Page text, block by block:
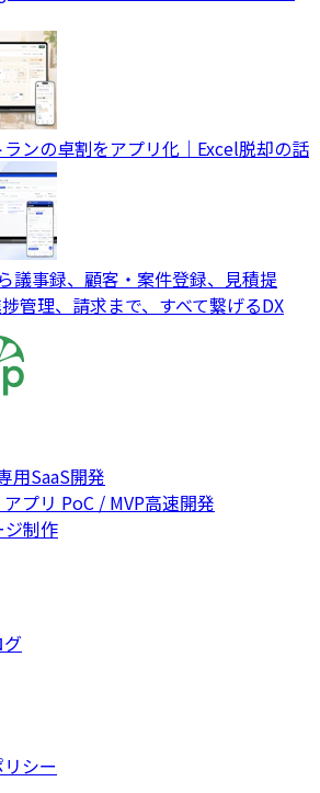
ンの卓割をアプリ化｜Excel脱却の話
議事録、顧客・案件登録、見積提
管理、請求まで、すべて繋げるDX
用SaaS開発
プリ PoC / MVP高速開発
ジ制作
シー